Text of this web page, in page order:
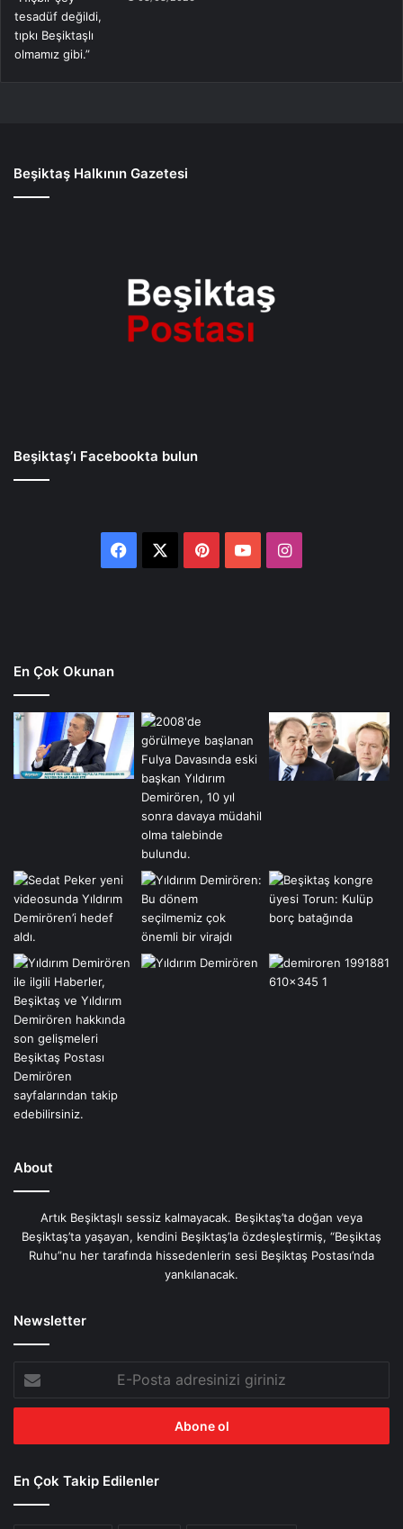
Beşiktaş Halkının Gazetesi
Beşiktaş’ı Facebookta bulun
Facebook PinterestYouTubeInstagram
En Çok Okunan
About
Artık Beşiktaşlı sessiz kalmayacak. Beşiktaş’ta doğan veya
Beşiktaş’ta yaşayan, kendini Beşiktaş’la özdeşleştirmiş, “Beşiktaş
Ruhu”nu her tarafında hissedenlerin sesi Beşiktaş Postası’nda
yankılanacak.
Newsletter
Posta
adresinizi
En Çok Takip Edilenler